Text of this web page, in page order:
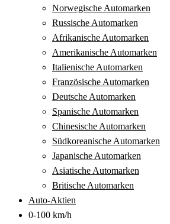
Norwegische Automarken
Russische Automarken
Afrikanische Automarken
Amerikanische Automarken
Italienische Automarken
Französische Automarken
Deutsche Automarken
Spanische Automarken
Chinesische Automarken
Südkoreanische Automarken
Japanische Automarken
Asiatische Automarken
Britische Automarken
Auto-Aktien
0-100 km/h